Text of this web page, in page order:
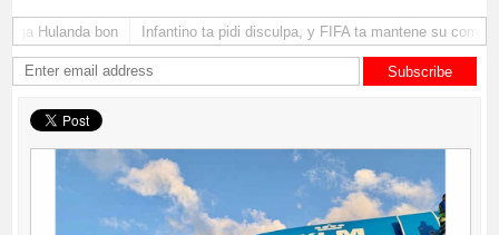
Hulanda bon Infantino ta pidi disculpa, y FIFA ta mantene su como
Subscribe